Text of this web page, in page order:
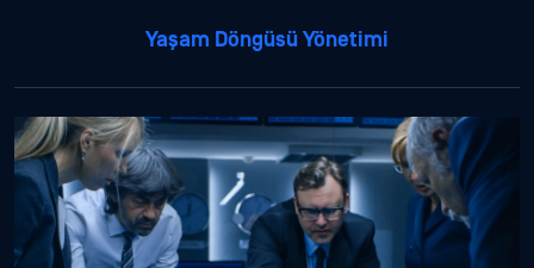
Yaşam Döngüsü Yönetimi